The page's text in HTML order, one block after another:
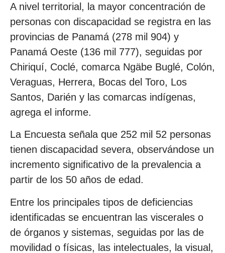
A nivel territorial, la mayor concentración de
personas con discapacidad se registra en las
provincias de Panamá (278 mil 904) y
Panamá Oeste (136 mil 777), seguidas por
Chiriquí, Coclé, comarca Ngäbe Buglé, Colón,
Veraguas, Herrera, Bocas del Toro, Los
Santos, Darién y las comarcas indígenas,
agrega el informe.
La Encuesta señala que 252 mil 52 personas
tienen discapacidad severa, observándose un
incremento significativo de la prevalencia a
partir de los 50 años de edad.
Entre los principales tipos de deficiencias
identificadas se encuentran las viscerales o
de órganos y sistemas, seguidas por las de
movilidad o físicas, las intelectuales, la visual,